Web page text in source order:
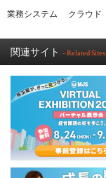
業務システム クラウド
関連サイト - Related